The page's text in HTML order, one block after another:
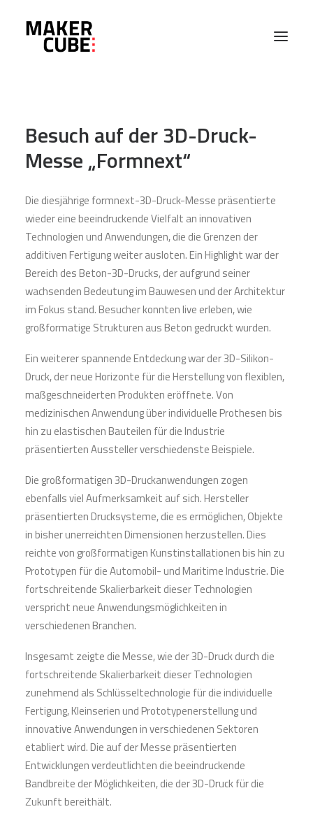
MASCHINEN
ABOUT
EVENTS
KONTAKT
Besuch auf der 3D-Druck-
Messe „Formnext“
Die diesjährige formnext-3D-Druck-Messe präsentierte
wieder eine beeindruckende Vielfalt an innovativen
Technologien und Anwendungen, die die Grenzen der
additiven Fertigung weiter ausloten. Ein Highlight war der
Bereich des Beton-3D-Drucks, der aufgrund seiner
wachsenden Bedeutung im Bauwesen und der Architektur
im Fokus stand. Besucher konnten live erleben, wie
großformatige Strukturen aus Beton gedruckt wurden.
Ein weiterer spannende Entdeckung war der 3D-Silikon-
Druck, der neue Horizonte für die Herstellung von flexiblen,
maßgeschneiderten Produkten eröffnete. Von
medizinischen Anwendung über individuelle Prothesen bis
hin zu elastischen Bauteilen für die Industrie
präsentierten Aussteller verschiedenste Beispiele.
Die großformatigen 3D-Druckanwendungen zogen
ebenfalls viel Aufmerksamkeit auf sich. Hersteller
präsentierten Drucksysteme, die es ermöglichen, Objekte
in bisher unerreichten Dimensionen herzustellen. Dies
reichte von großformatigen Kunstinstallationen bis hin zu
Prototypen für die Automobil- und Maritime Industrie. Die
fortschreitende Skalierbarkeit dieser Technologien
verspricht neue Anwendungsmöglichkeiten in
verschiedenen Branchen.
Insgesamt zeigte die Messe, wie der 3D-Druck durch die
fortschreitende Skalierbarkeit dieser Technologien
zunehmend als Schlüsseltechnologie für die individuelle
Fertigung, Kleinserien und Prototypenerstellung und
innovative Anwendungen in verschiedenen Sektoren
etabliert wird. Die auf der Messe präsentierten
Entwicklungen verdeutlichten die beeindruckende
Bandbreite der Möglichkeiten, die der 3D-Druck für die
Zukunft bereithält.